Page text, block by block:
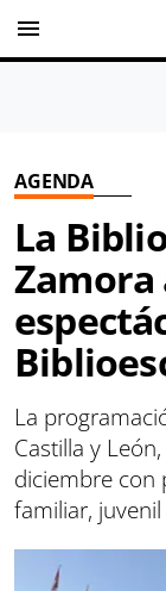
menu
AGENDA
La
Zamora
La
Castilla y
diciembre con
familiar,